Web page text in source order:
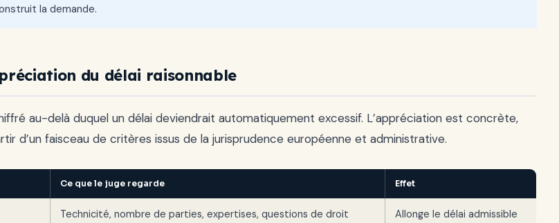
la demande.
du délai raisonnable
au-delà duquel un délai deviendrait automatiquement excessif. L’appréciation est concrète,
d’un faisceau de critères issus de la jurisprudence européenne et administrative.
Ce que le juge regarde Effet
Technicité, nombre de parties, expertises, questions de droit
Allonge le délai admissible